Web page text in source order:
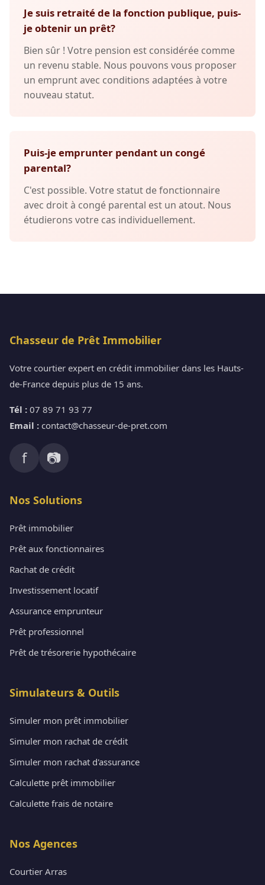
Je suis retraité de la fonction publique, puis-
je obtenir un prêt?
Bien sûr ! Votre pension est considérée comme
un revenu stable. Nous pouvons vous proposer
un emprunt avec conditions adaptées à votre
nouveau statut.
Puis-je emprunter pendant un congé
parental?
C'est possible. Votre statut de fonctionnaire
avec droit à congé parental est un atout. Nous
étudierons votre cas individuellement.
Chasseur de Prêt Immobilier
Votre courtier expert en crédit immobilier dans les Hauts-
de-France depuis plus de 15 ans.
Tél : 07 89 71 93 77
Email : contact@chasseur-de-pret.com
f 📷
Nos Solutions
Prêt immobilier
Prêt aux fonctionnaires
Rachat de crédit
Investissement locatif
Assurance emprunteur
Prêt professionnel
Prêt de trésorerie hypothécaire
Simulateurs & Outils
Simuler mon prêt immobilier
Simuler mon rachat de crédit
Simuler mon rachat d'assurance
Calculette prêt immobilier
Calculette frais de notaire
Nos Agences
Courtier Arras